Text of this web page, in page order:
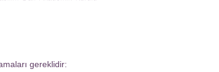
gereklidir: